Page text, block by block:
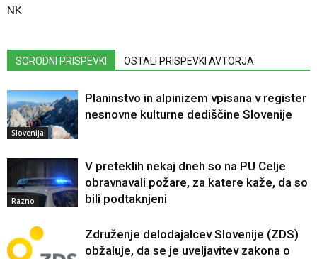
NK
SORODNI PRISPEVKI OSTALI PRISPEVKI AVTORJA
Slovenija
Planinstvo in alpinizem vpisana v register
nesnovne kulturne dediščine Slovenije
Razno
V preteklih nekaj dneh so na PU Celje
obravnavali požare, za katere kaže, da so
bili podtaknjeni
Združenje delodajalcev Slovenije (ZDS)
obžaluje, da se je uveljavitev zakona o